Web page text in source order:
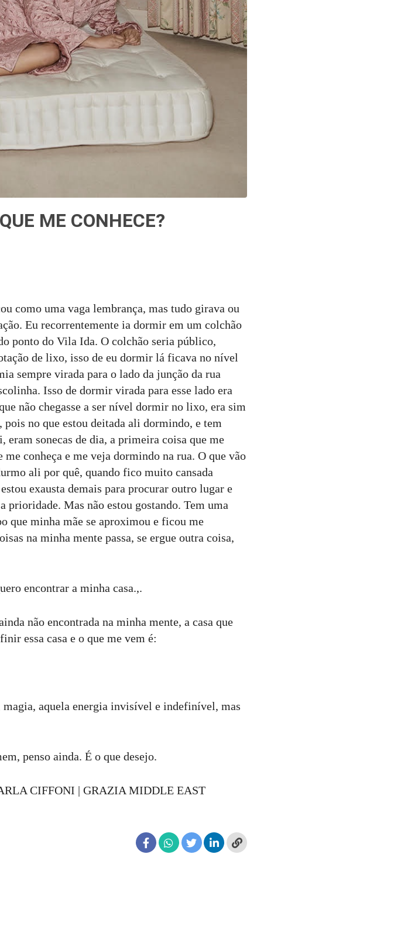
ME CONHECE?
como uma vaga lembrança, mas tudo girava ou
Eu recorrentemente ia dormir em um colchão
ponto do Vila Ida. O colchão seria público,
de lixo, isso de eu dormir lá ficava no nível
sempre virada para o lado da junção da rua
Isso de dormir virada para esse lado era
não chegasse a ser nível dormir no lixo, era sim
no que estou deitada ali dormindo, e tem
eram sonecas de dia, a primeira coisa que me
conheça e me veja dormindo na rua. O que vão
ali por quê, quando fico muito cansada
exausta demais para procurar outro lugar e
Mas não estou gostando. Tem uma
que minha mãe se aproximou e ficou me
na minha mente passa, se ergue outra coisa,
encontrar a minha casa.,.
não encontrada na minha mente, a casa que
essa casa e o que me vem é:
magia, aquela energia invisível e indefinível, mas
penso ainda. É o que desejo.
CIFFONI | GRAZIA MIDDLE EAST